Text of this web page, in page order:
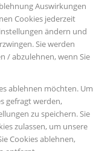
Auswirkungen
Cookies jederzeit
ändern und
Sie werden
/ abzulehnen, wenn Sie
ablehnen möchten. Um
gefragt werden,
zu speichern. Sie
zulassen, um unsere
Cookies ablehnen,